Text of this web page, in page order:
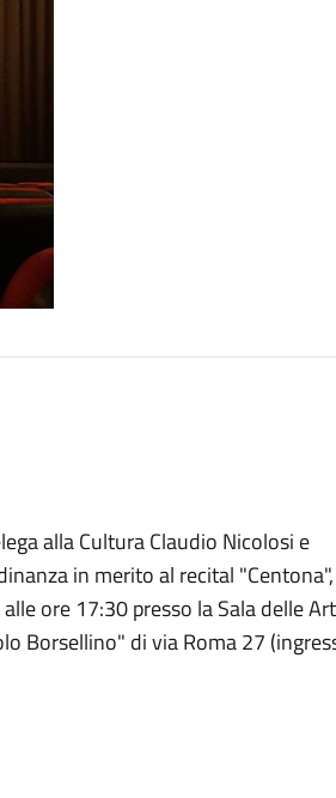
alla Cultura Claudio Nicolosi e
in merito al recital
ore 17:30 presso la Sala delle
Borsellino" di via Roma 27